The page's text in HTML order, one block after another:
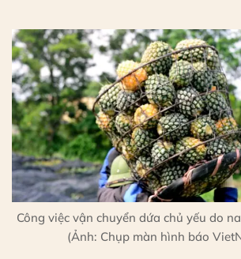
Công việc vận chuyển dứa chủ yếu do
(Ảnh: Chụp màn hình báo